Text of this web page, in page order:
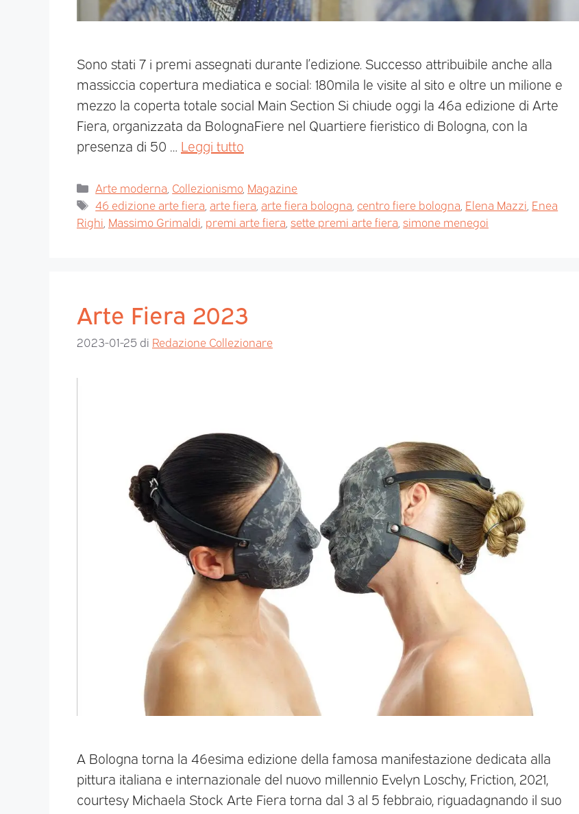
Sono stati 7 i premi assegnati durante l’edizione. Successo attribuibile anche alla
massiccia copertura mediatica e social: 180mila le visite al sito e oltre un milione e
mezzo la coperta totale social Main Section Si chiude oggi la 46a edizione di Arte
Fiera, organizzata da BolognaFiere nel Quartiere fieristico di Bologna, con la
presenza di 50 … Leggi tutto
Arte moderna Collezionismo, Magazine
46 edizione arte fiera arte fiera arte fiera bologna centro fiere bologna Elena Mazzi Enea
Righi Massimo Grimaldi premi arte fiera sette premi arte fiera simone menegoi
Arte Fiera 2023
2023-01-25 di Redazione Collezionare
A Bologna torna la 46esima edizione della famosa manifestazione dedicata alla
pittura italiana e internazionale del nuovo millennio Evelyn Loschy, Friction, 2021,
courtesy Michaela Stock Arte Fiera torna dal 3 al 5 febbraio, riguadagnando il suo